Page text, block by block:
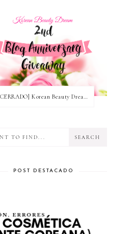
[CERRADO] Korean Beauty Dream Blog Anniversary Nº2! ~ Ganadoras
POST DESTACADO